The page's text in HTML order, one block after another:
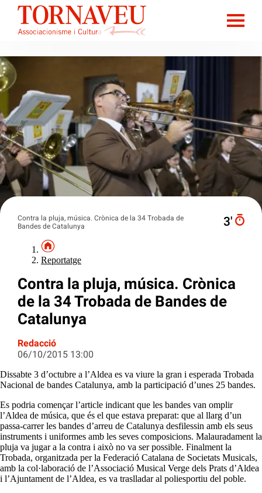
Contra la pluja, música. Crònica de la 34 Trobada de
Bandes de Catalunya
3′
Reportatge
Contra la pluja, música. Crònica
de la 34 Trobada de Bandes de
Catalunya
Redacció
06/10/2015 13:00
Dissabte 3 d’octubre a l’Aldea es va viure la gran i esperada Trobada
Nacional de bandes Catalunya, amb la participació d’unes 25 bandes.
Es podria començar l’article indicant que les bandes van omplir
l’Aldea de música, que és el que estava preparat: que al llarg d’un
passa-carrer les bandes d’arreu de Catalunya desfilessin amb els seus
instruments i uniformes amb les seves composicions. Malauradament la
pluja va jugar a la contra i això no va ser possible. Finalment la
Trobada, organitzada per la Federació Catalana de Societats Musicals,
amb la col·laboració de l’Associació Musical Verge dels Prats d’Aldea
i l’Ajuntament de l’Aldea, es va traslladar al poliesportiu del poble.